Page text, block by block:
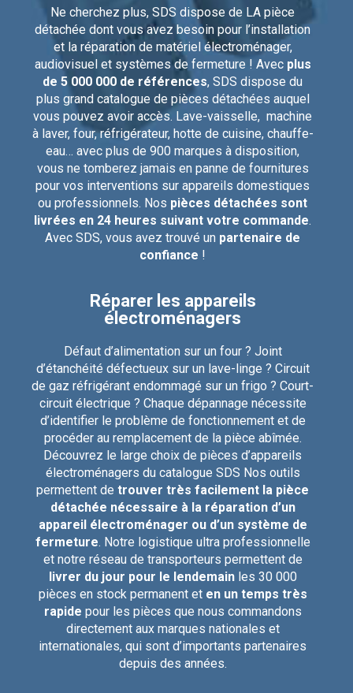
Ne cherchez plus, SDS dispose de LA pièce
détachée dont vous avez besoin pour l’installation
et la réparation de matériel électroménager,
audiovisuel et systèmes de fermeture ! Avec plus
de 5 000 000 de références, SDS dispose du
plus grand catalogue de pièces détachées auquel
vous pouvez avoir accès. Lave-vaisselle, machine
à laver, four, réfrigérateur, hotte de cuisine, chauffe-
eau… avec plus de 900 marques à disposition,
vous ne tomberez jamais en panne de fournitures
pour vos interventions sur appareils domestiques
ou professionnels. Nos pièces détachées sont
livrées en 24 heures suivant votre commande.
Avec SDS, vous avez trouvé un partenaire de
confiance !
Réparer les appareils
électroménagers
Défaut d’alimentation sur un four ? Joint
d’étanchéité défectueux sur un lave-linge ? Circuit
de gaz réfrigérant endommagé sur un frigo ? Court-
circuit électrique ? Chaque dépannage nécessite
d’identifier le problème de fonctionnement et de
procéder au remplacement de la pièce abîmée.
Découvrez le large choix de pièces d’appareils
électroménagers du catalogue SDS Nos outils
permettent de trouver très facilement la pièce
détachée nécessaire à la réparation d’un
appareil électroménager ou d’un système de
fermeture. Notre logistique ultra professionnelle
et notre réseau de transporteurs permettent de
livrer du jour pour le lendemainles 30 000
pièces en stock permanent et en un temps très
rapide pour les pièces que nous commandons
directement aux marques nationales et
internationales, qui sont d’importants partenaires
depuis des années.